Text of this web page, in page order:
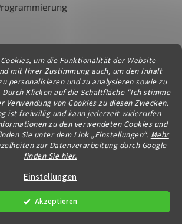
um die Funktionalität der Website
mit Ihrer Zustimmung auch, um den Inhalt
personalisieren und zu analysieren sowie zu
Klicken auf die Schaltfläche "Ich stimme
Verwendung von Cookies zu diesen Zwecken.
ist freiwillig und kann jederzeit widerrufen
zu den verwendeten Cookies und
Sie unter dem Link „Einstellungen“. Mehr
zur Datenverarbeitung durch Google
finden Sie hier.
Einstellungen
Akzeptieren
Erstellt von Shoptet
. Alle Rechte vorbehalten.Cookie-